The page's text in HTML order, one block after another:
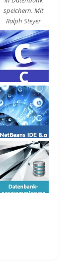
speichern. Mit
Ralph Steyer